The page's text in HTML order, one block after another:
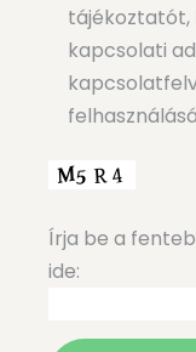
tájékoztatót,
kapcsolati
Írja be a
ide: